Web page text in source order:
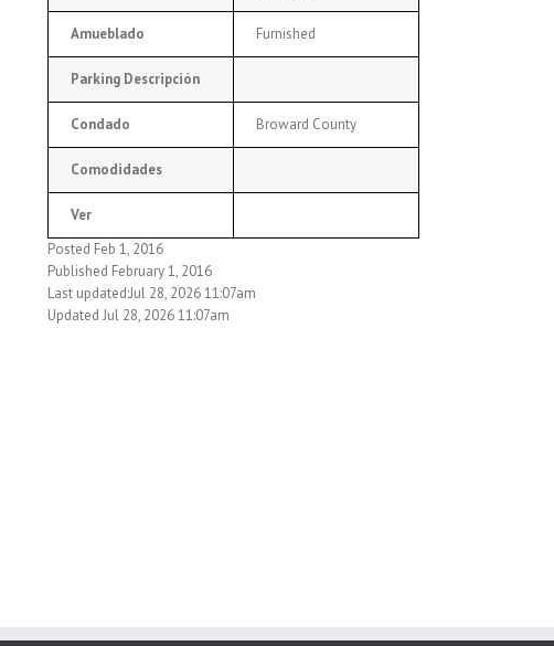
Amueblado Furnished
Parking Descripción
Condado Broward County
Comodidades
Ver
Posted Feb 1, 2016
Published February 1, 2016
Last updated:Jul 28, 2026 11:07am
Updated Jul 28, 2026 11:07am